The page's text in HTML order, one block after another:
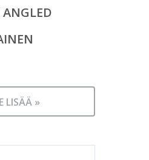
LISÄÄ »